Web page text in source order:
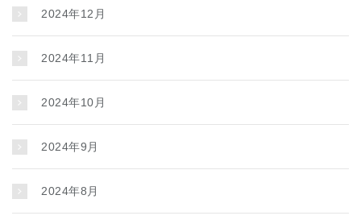
2024年12月
2024年11月
2024年10月
2024年9月
2024年8月